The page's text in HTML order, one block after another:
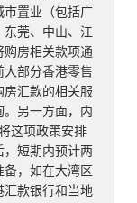
市置业（包括广
莞、中山、江
购房相关款项通
部分香港零售
汇款的相关服
另一方面，内
这项政策安排
短期内预计两
，如在大湾区
汇款银行和当地